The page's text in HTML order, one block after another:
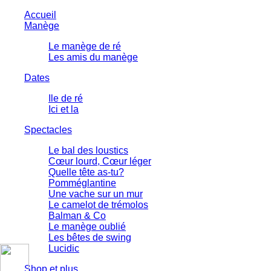
Accueil
Manège
Le manège de ré
Les amis du manège
Dates
Ile de ré
Ici et la
Spectacles
Le bal des loustics
Cœur lourd, Cœur léger
Quelle tête as-tu?
Pomméglantine
Une vache sur un mur
Le camelot de trémolos
Balman & Co
Le manège oublié
Les bêtes de swing
Lucidic
Shop et plus